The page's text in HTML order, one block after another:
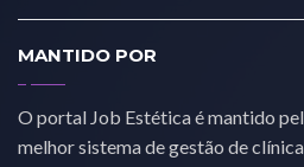
MANTIDO POR
O portal Job Estética é mantido
melhor sistema de gestão de